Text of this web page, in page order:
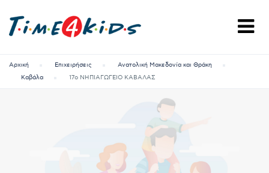
Αρχική Επιχειρήσεις
Ανατολική Μακεδονία και Θράκη
Καβάλα
17ο ΝΗΠΙΑΓΩΓΕΙΟ ΚΑΒΑΛΑΣ